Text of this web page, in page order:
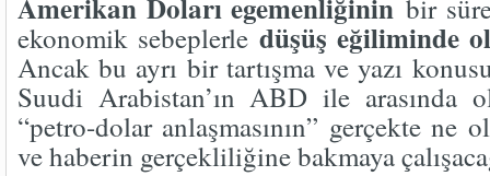
bir
ekonomik sebeplerledüşüş eğiliminde
Ancak bu ayrı bir tartışma ve yazı
Suudi Arabistan’ın ABD ile arasında
“petro-dolar anlaşmasının” gerçekte ne
ve haberin gerçekliliğine bakmaya